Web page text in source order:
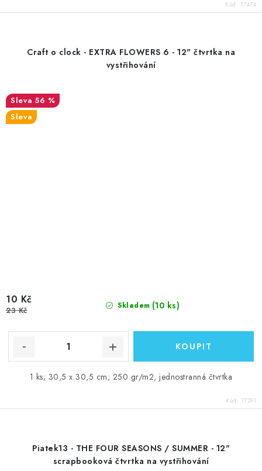
Kód: 77474
Craft o clock - EXTRA FLOWERS 6 - 12" čtvrtka na
vystřihování
56 %
Sleva
Skladem (10 ks)
10 Kč
23 Kč
1 ks; 30,5 x 30,5 cm; 250 gr/m2, jednostranná čtvrtka
Kód: 77291
Piatek13 - THE FOUR SEASONS / SUMMER - 12"
scrapbooková čtvrtka na vystřihování